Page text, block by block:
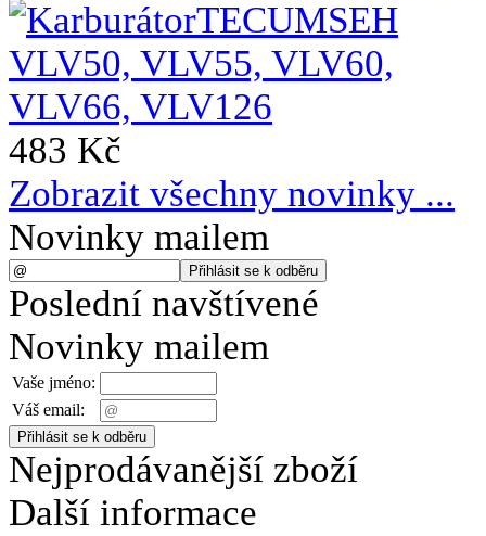
483 Kč
Zobrazit všechny novinky ...
Novinky mailem
Poslední navštívené
Novinky mailem
Vaše jméno:
Váš email:
Nejprodávanější zboží
Další informace